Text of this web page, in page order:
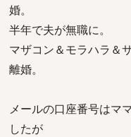
婚。
半年で夫が無職に。
マザコン＆モラハラ＆
離婚。
メールの口座番号はマ
したが